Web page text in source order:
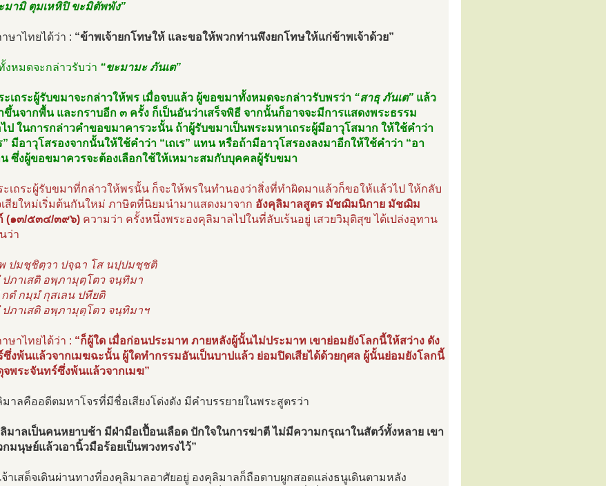
มามิ ตุมเหหิปิ ขะมิตัพพัง”
ษาไทยได้ว่า : “ข้าพเจ้ายกโทษให้ และขอให้พวกท่านพึงยกโทษให้แก่ข้าพเจ้าด้วย”
งหมดจะกล่าวรับว่า “ขะมามะ ภันเต”
เถระผู้รับขมาจะกล่าวให้พร เมื่อจบแล้ว ผู้ขอขมาทั้งหมดจะกล่าวรับพรว่า “สาธุ ภันเต” แล้ว
ขึ้นจากพื้น และกราบอีก ๓ ครั้ง ก็เป็นอันว่าเสร็จพิธี จากนั้นก็อาจจะมีการแสดงพระธรรม
ป ในการกล่าวคำขอขมาคารวะนั้น ถ้าผู้รับขมาเป็นพระมหาเถระผู้มีอาวุโสมาก ให้ใช้คำว่า
” มีอาวุโสรองจากนั้นให้ใช้คำว่า “เถเร” แทน หรือถ้ามีอาวุโสรองลงมาอีกให้ใช้คำว่า “อา
น ซึ่งผู้ขอขมาควรจะต้องเลือกใช้ให้เหมาะสมกับบุคคลผู้รับขมา
ะเถระผู้รับขมาที่กล่าวให้พรนั้น ก็จะให้พรในทำนองว่าสิ่งที่ทำผิดมาแล้วก็ขอให้แล้วไป ให้กลับ
เสียใหม่เริ่มต้นกันใหม่ ภาษิตที่นิยมนำมาแสดงมาจาก อังคุลิมาลสูตร มัชฌิมนิกาย มัชฌิม
(๑๓/๕๓๔/๓๙๖) ความว่า ครั้งหนึ่งพระองคุลิมาลไปในที่ลับเร้นอยู่ เสวยวิมุติสุข ได้เปล่งอุทาน
ว่า
พ ปมชฺชิตฺวา ปจฺฉา โส นปฺปมชฺชติ
ปภาเสติ อพฺภามุตฺโตว จนฺทิมา
กตํ กมฺมํ กุสเลน ปหียติ
ปภาเสติ อพฺภามุตฺโตว จนฺทิมาฯ
ษาไทยได้ว่า : “ก็ผู้ใด เมื่อก่อนประมาท ภายหลังผู้นั้นไม่ประมาท เขาย่อมยังโลกนี้ให้สว่าง ดัง
งพ้นแล้วจากเมฆฉะนั้น ผู้ใดทำกรรมอันเป็นบาปแล้ว ย่อมปิดเสียได้ด้วยกุศล ผู้นั้นย่อมยังโลกนี้
จพระจันทร์ซึ่งพ้นแล้วจากเมฆ”
าลคืออดีตมหาโจรที่มีชื่อเสียงโด่งดัง มีคำบรรยายในพระสูตรว่า
มาลเป็นคนหยาบช้า มีฝ่ามือเปื้อนเลือด ปักใจในการฆ่าตี ไม่มีความกรุณาในสัตว์ทั้งหลาย เขา
มนุษย์แล้วเอานิ้วมือร้อยเป็นพวงทรงไว้”
าเสด็จเดินผ่านทางที่องคุลิมาลอาศัยอยู่ องคุลิมาลก็ถือดาบผูกสอดแล่งธนูเดินตามหลัง